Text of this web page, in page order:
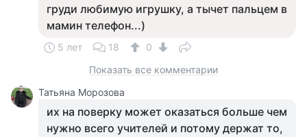
груди любимую игрушку, а тычет пальцем в
мамин телефон...)
5 лет 18
0
Показать все комментарии
Татьяна Морозова
их на поверку может оказаться больше чем
нужно всего учителей и потому держат то,